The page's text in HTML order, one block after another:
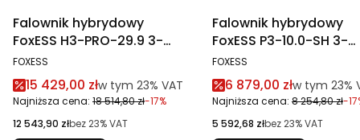
Falownik hybrydowy
FoxESS H3-PRO-29.9 3-
fazowy z funkcją Eps
PRODUCENT
FOXESS
Cena promocyjna brutto
15 429,00 złw tym %s VAT
w tym 23% VAT
Najniższa cena: 18 514,80 zł-17%
Cena netto
12 543,90 złbez 23% VAT
Falownik hybrydowy
FoxESS P3-10.0-SH 3-
fazowy 3 MPPT, WiFi,
Ethernet
PRODUCENT
FOXESS
Cena promocyjna
6 879,00 złw tym %s
w tym 23%
Najniższa cena: 8 254,80 zł-
Cena netto
5 592,68 złbez 23% VAT